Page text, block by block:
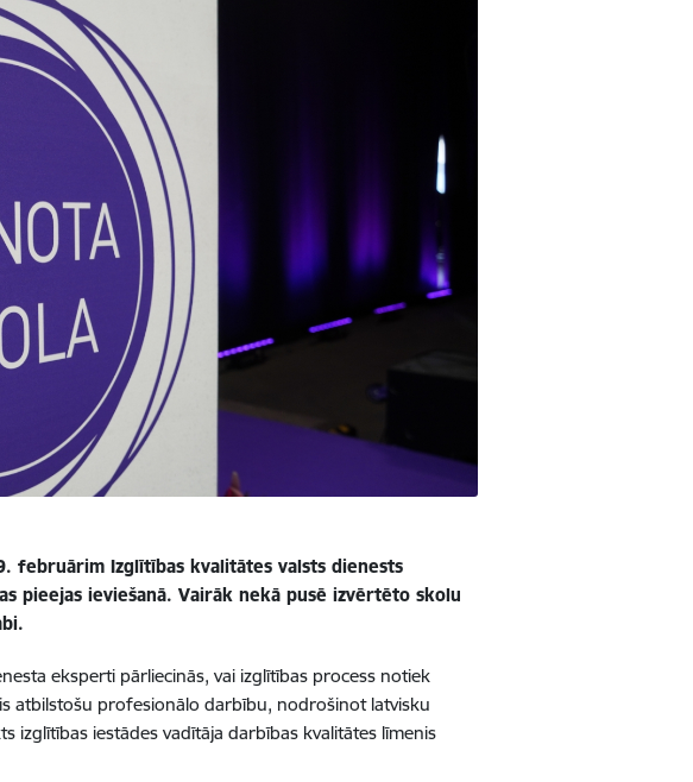
februārim Izglītības kvalitātes valsts dienests
pieejas ieviešanā. Vairāk nekā pusē izvērtēto skolu
eksperti pārliecinās, vai izglītības process notiek
atbilstošu profesionālo darbību, nodrošinot latvisku
izglītības iestādes vadītāja darbības kvalitātes līmenis